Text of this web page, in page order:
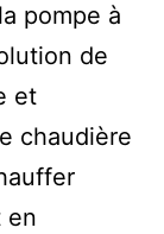
pompe à
de
et
chaudière
en